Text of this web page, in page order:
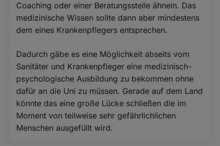
Coaching oder einer Beratungsstelle ähneln. Das
medizinische Wissen sollte dann aber mindestens
dem eines Krankenpflegers entsprechen.
Dadurch gäbe es eine Möglichkeit abseits vom
Sanitäter und Krankenpfleger eine medizinisch-
psychologische Ausbildung zu bekommen ohne
dafür an die Uni zu müssen. Gerade auf dem Land
könnte das eine große Lücke schließen die im
Moment von teilweise sehr gefährlichlichen
Menschen ausgefüllt wird.